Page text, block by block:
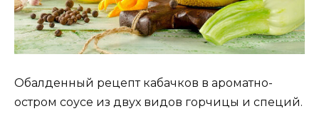
Обалденный рецепт кабачков в ароматно-
остром соусе из двух видов горчицы и специй.